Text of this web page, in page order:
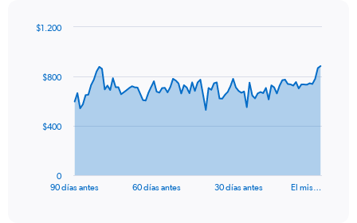
data
The
90 días antes 60 días antes 30 días antes El mis…
0
$400
$800
$1.200